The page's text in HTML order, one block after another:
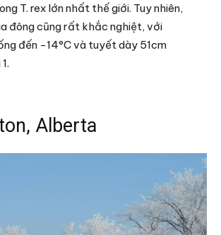
T. rex lớn nhất thế giới. Tuy nhiên,
đông cũng rất khắc nghiệt, với
đến -14°C và tuyết dày 51cm
Alberta